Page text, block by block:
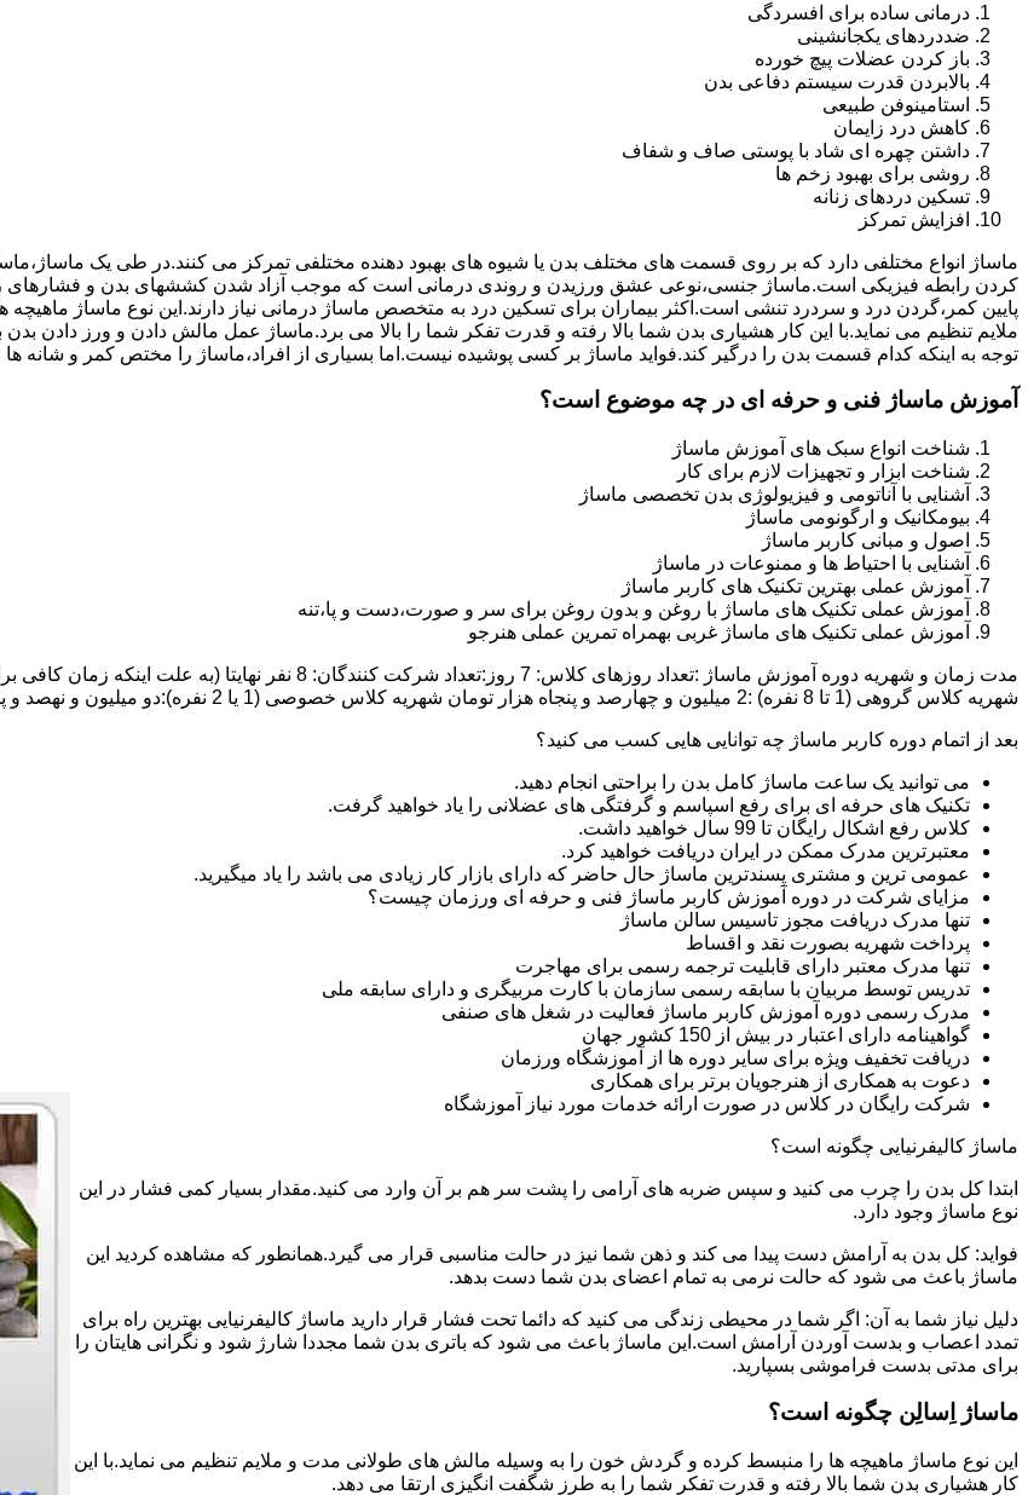
درمانی ساده برای افسردگی
ضددردهای یکجانشینی
باز کردن عضلات پیچ خورده
بالابردن قدرت سیستم دفاعی بدن
استامینوفن طبیعی
کاهش درد زایمان
داشتن چهره ای شاد با پوستی صاف و شفاف
روشی برای بهبود زخم ها
تسکین دردهای زنانه
افزایش تمرکز
ماساژ انواع مختلفی دارد که بر روی قسمت های مختلف بدن یا شیوه های بهبود دهنده مختلفی تمرکز می کنند.در طی یک
کردن رابطه فیزیکی است.ماساژ جنسی،نوعی عشق ورزیدن و روندی درمانی است که موجب آزاد شدن کششهای بدن و فشارهای
پایین کمر،گردن درد و سردرد تنشی است.اکثر بیماران برای تسکین درد به متخصص ماساژ درمانی نیاز دارند.این نوع ماساژ
ملایم تنظیم می نماید.با این کار هشیاری بدن شما بالا رفته و قدرت تفکر شما را بالا می برد.ماساژ عمل مالش دادن و ورز
توجه به اینکه کدام قسمت بدن را درگیر کند.فواید ماساژ بر کسی پوشیده نیست.اما بسیاری از افراد،ماساژ را مختص کمر و شانه
آموزش ماساژ فنی و حرفه ای در چه موضوع است؟
شناخت انواع سبک های آموزش ماساژ
شناخت ابزار و تجهیزات لازم برای کار
آشنایی با آناتومی و فیزیولوژی بدن تخصصی ماساژ
بیومکانیک و ارگونومی ماساژ
اصول و مبانی کاربر ماساژ
آشنایی با احتیاط ها و ممنوعات در ماساژ
آموزش عملی بهترین تکنیک های کاربر ماساژ
آموزش عملی تکنیک های ماساژ با روغن و بدون روغن برای سر و صورت،دست و پا،تنه
آموزش عملی تکنیک های ماساژ غربی بهمراه تمرین عملی هنرجو
شهریه کلاس گروهی (1 تا 8 نفره) :2 میلیون و چهارصد و پنجاه هزار تومان شهریه کلاس خصوصی (1 یا 2 نفره):دو میلیون و نهصد و پنجاه هزار تومان تخفیف ثبت نام آنلاین :500 هزار تومان
بعد از اتمام دوره کاربر ماساژ چه توانایی هایی کسب می کنید؟
می توانید یک ساعت ماساژ کامل بدن را براحتی انجام دهید.
تکنیک های حرفه ای برای رفع اسپاسم و گرفتگی های عضلانی را یاد خواهید گرفت.
کلاس رفع اشکال رایگان تا 99 سال خواهید داشت.
معتبرترین مدرک ممکن در ایران دریافت خواهید کرد.
عمومی ترین و مشتری پسندترین ماساژ حال حاضر که دارای بازار کار زیادی می باشد را یاد میگیرید.
مزایای شرکت در دوره آموزش کاربر ماساژ فنی و حرفه ای ورزمان چیست؟
تنها مدرک دریافت مجوز تاسیس سالن ماساژ
پرداخت شهریه بصورت نقد و اقساط
تنها مدرک معتبر دارای قابلیت ترجمه رسمی برای مهاجرت
تدریس توسط مربیان با سابقه رسمی سازمان با کارت مربیگری و دارای سابقه ملی
مدرک رسمی دوره آموزش کاربر ماساژ فعالیت در شغل های صنفی
گواهینامه دارای اعتبار در بیش از 150 کشور جهان
دریافت تخفیف ویژه برای سایر دوره ها از آموزشگاه ورزمان
دعوت به همکاری از هنرجویان برتر برای همکاری
شرکت رایگان در کلاس در صورت ارائه خدمات مورد نیاز آموزشگاه
ماساژ کالیفرنیایی چگونه است؟
ابتدا کل بدن را چرب می کنید و سپس ضربه های آرامی را پشت سر هم بر آن وارد می کنید.مقدار بسیار کمی فشار در این
نوع ماساژ وجود دارد.
فواید: کل بدن به آرامش دست پیدا می کند و ذهن شما نیز در حالت مناسبی قرار می گیرد.همانطور که مشاهده کردید این
ماساژ باعث می شود که حالت نرمی به تمام اعضای بدن شما دست بدهد.
دلیل نیاز شما به آن: اگر شما در محیطی زندگی می کنید که دائما تحت فشار قرار دارید ماساژ کالیفرنیایی بهترین راه برای
تمدد اعصاب و بدست آوردن آرامش است.این ماساژ باعث می شود که باتری بدن شما مجددا شارژ شود و نگرانی هایتان را
برای مدتی بدست فراموشی بسپارید.
ماساژ اِسالِن چگونه است؟
این نوع ماساژ ماهیچه ها را منبسط کرده و گردش خون را به وسیله مالش های طولانی مدت و ملایم تنظیم می نماید.با این
کار هشیاری بدن شما بالا رفته و قدرت تفکر شما را به طرز شگفت انگیزی ارتقا می دهد.